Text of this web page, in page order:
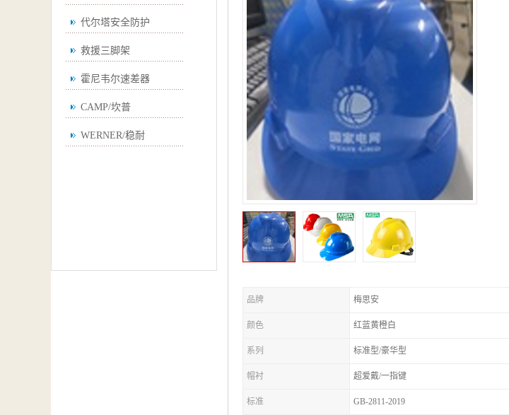
代尔塔安全防护
救援三脚架
霍尼韦尔速差器
CAMP/坎普
WERNER/稳耐
品牌 梅思安
颜色 红蓝黄橙白
系列 标准型/豪华型
帽衬 超爱戴/一指键
标准 GB-2811-2019